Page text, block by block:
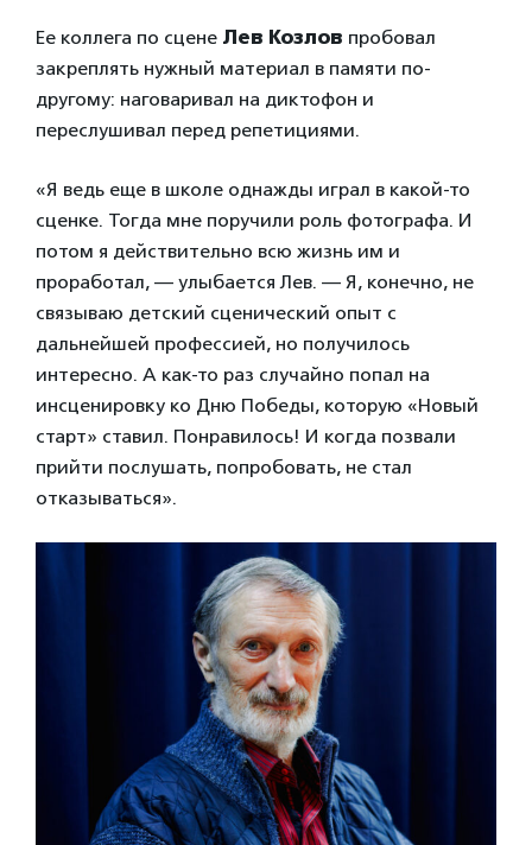
Ее коллега по сцене Лев Козлов пробовал
закреплять нужный материал в памяти по-
другому: наговаривал на диктофон и
переслушивал перед репетициями.
«Я ведь еще в школе однажды играл в какой-то
сценке. Тогда мне поручили роль фотографа. И
потом я действительно всю жизнь им и
проработал, — улыбается Лев. — Я, конечно, не
связываю детский сценический опыт с
дальнейшей профессией, но получилось
интересно. А как-то раз случайно попал на
инсценировку ко Дню Победы, которую «Новый
старт» ставил. Понравилось! И когда позвали
прийти послушать, попробовать, не стал
отказываться».